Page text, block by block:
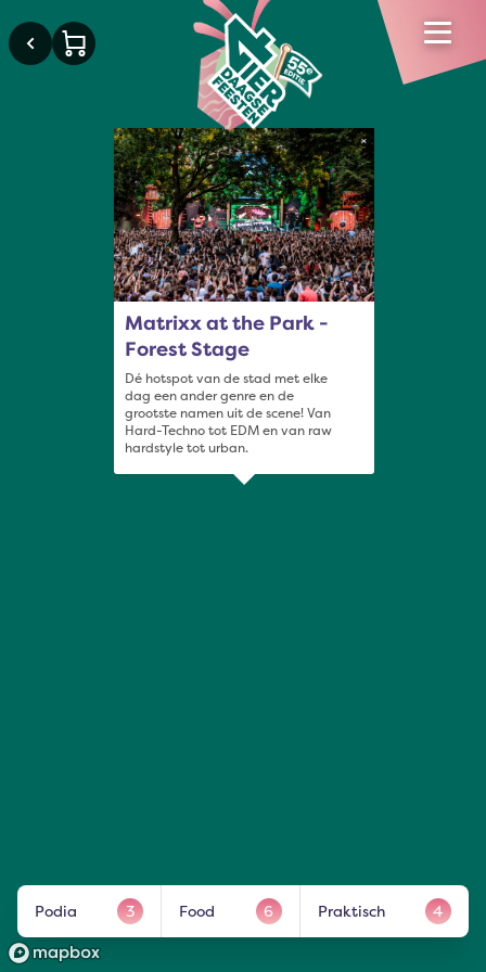
Matrixx at the Park -
Forest Stage
Dé hotspot van de stad met elke
dag een ander genre en de
grootste namen uit de scene! Van
Hard-Techno tot EDM en van raw
hardstyle tot urban.
×
Podia 3 Food 6 Praktisch 4